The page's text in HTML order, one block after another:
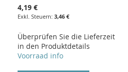
4,19 €
3,46 €
Überprüfen Sie die Lieferzeit
in den Produktdetails
Voorraad info